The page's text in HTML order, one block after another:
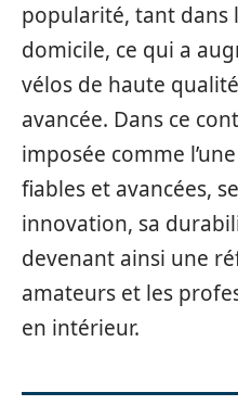
popularité, tant dans
domicile, ce qui a
vélos de haute
avancée. Dans ce
imposée comme
fiables et avancées,
innovation, sa
devenant ainsi une
amateurs et les
en intérieur.